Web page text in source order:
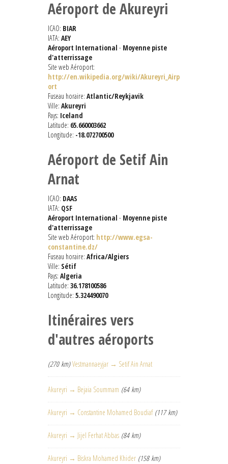
Aéroport de Akureyri
ICAO: BIAR
IATA: AEY
Aéroport International - Moyenne piste
d'atterrissage
Site web Aéroport:
http://en.wikipedia.org/wiki/Akureyri_Airp
ort
Fuseau horaire: Atlantic/Reykjavik
Ville: Akureyri
Pays: Iceland
Latitude: 65.660003662
Longitude: -18.072700500
Aéroport de Setif Ain
Arnat
ICAO: DAAS
IATA: QSF
Aéroport International - Moyenne piste
d'atterrissage
Site web Aéroport: http://www.egsa-
constantine.dz/
Fuseau horaire: Africa/Algiers
Ville: Sétif
Pays: Algeria
Latitude: 36.178100586
Longitude: 5.324490070
Itinéraires vers
d'autres aéroports
(270 km) Vestmannaeyjar → Setif Ain Arnat
Akureyri → Bejaia Soummam (64 km)
Akureyri → Constantine Mohamed Boudiaf (117 km)
Akureyri → Jijel Ferhat Abbas (84 km)
Akureyri → Biskra Mohamed Khider (158 km)